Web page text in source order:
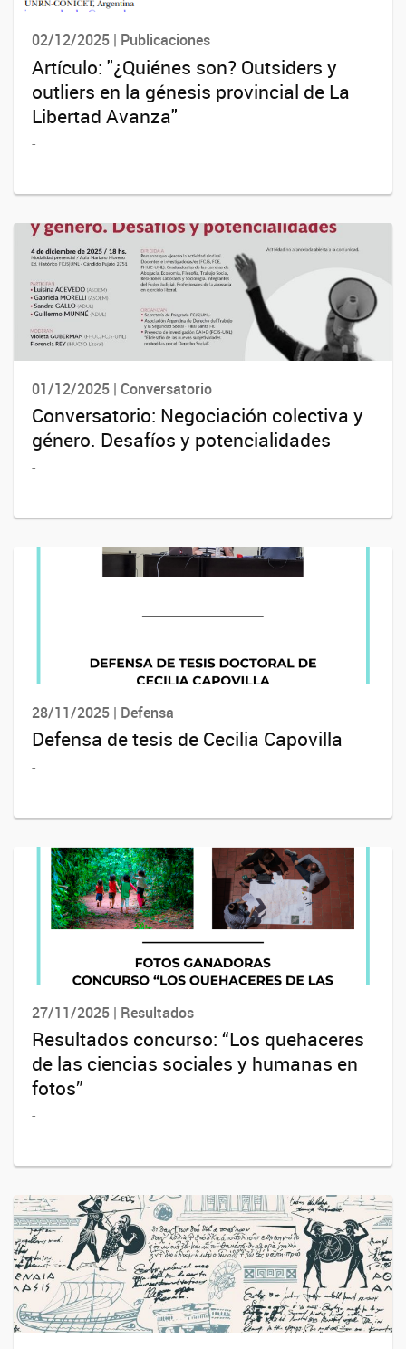
02/12/2025 | Publicaciones
Artículo: "¿Quiénes son? Outsiders y
outliers en la génesis provincial de La
Libertad Avanza"
-
01/12/2025 | Conversatorio
Conversatorio: Negociación colectiva y
género. Desafíos y potencialidades
-
28/11/2025 | Defensa
Defensa de tesis de Cecilia Capovilla
-
27/11/2025 | Resultados
Resultados concurso: “Los quehaceres
de las ciencias sociales y humanas en
fotos”
-